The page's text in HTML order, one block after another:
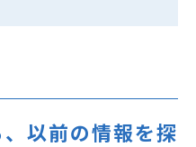
以前の情報を探